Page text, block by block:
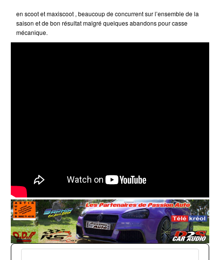
en scoot et maxiscoot , beaucoup de concurrent sur l’ensemble de la
saison et de bon résultat malgré quelques abandons pour casse
mécanique.